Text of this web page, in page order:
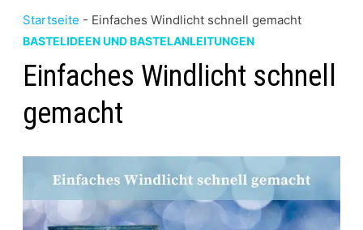
Startseite - Einfaches Windlicht schnell gemacht
BASTELIDEEN UND BASTELANLEITUNGEN
Einfaches Windlicht schnell
gemacht